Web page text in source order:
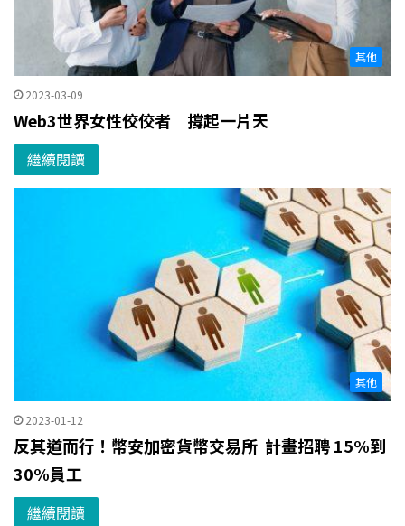
其他
2023-03-09
Web3世界女性佼佼者 撐起一片天
繼續閱讀
其他
2023-01-12
反其道而行！幣安加密貨幣交易所 計畫招聘 15%到
30%員工
繼續閱讀